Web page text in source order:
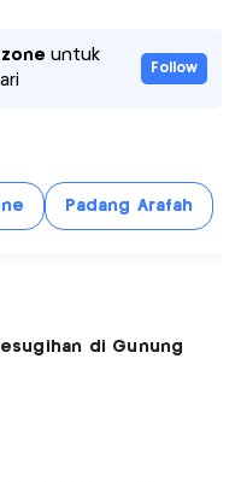
untuk
Follow
Padang Arafah
di Gunung